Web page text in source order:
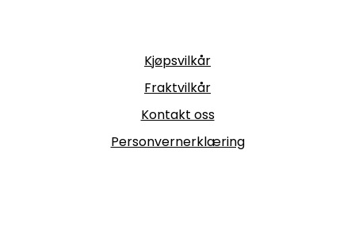
Kjøpsvilkår
Fraktvilkår
Kontakt oss
Personvernerklæring